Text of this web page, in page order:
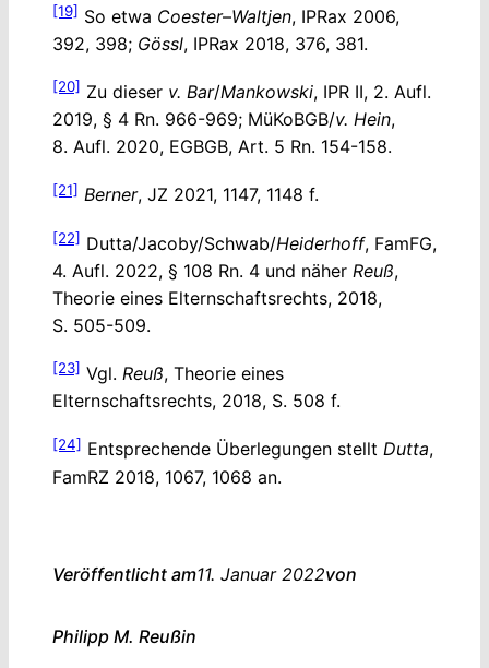
[19] So etwa Coester–Waltjen, IPRax 2006,
392, 398; Gössl, IPRax 2018, 376, 381.
[20] Zu dieser v. Bar/Mankowski, IPR II, 2. Aufl.
2019, § 4 Rn. 966-969; MüKoBGB/v. Hein,
8. Aufl. 2020, EGBGB, Art. 5 Rn. 154-158.
[21] Berner, JZ 2021, 1147, 1148 f.
[22] Dutta/Jacoby/Schwab/Heiderhoff, FamFG,
4. Aufl. 2022, § 108 Rn. 4 und näher Reuß,
Theorie eines Elternschaftsrechts, 2018,
S. 505-509.
[23] Vgl. Reuß, Theorie eines
Elternschaftsrechts, 2018, S. 508 f.
[24] Entsprechende Überlegungen stellt Dutta,
FamRZ 2018, 1067, 1068 an.
Veröffentlicht am11. Januar 2022von
Philipp M. Reußin